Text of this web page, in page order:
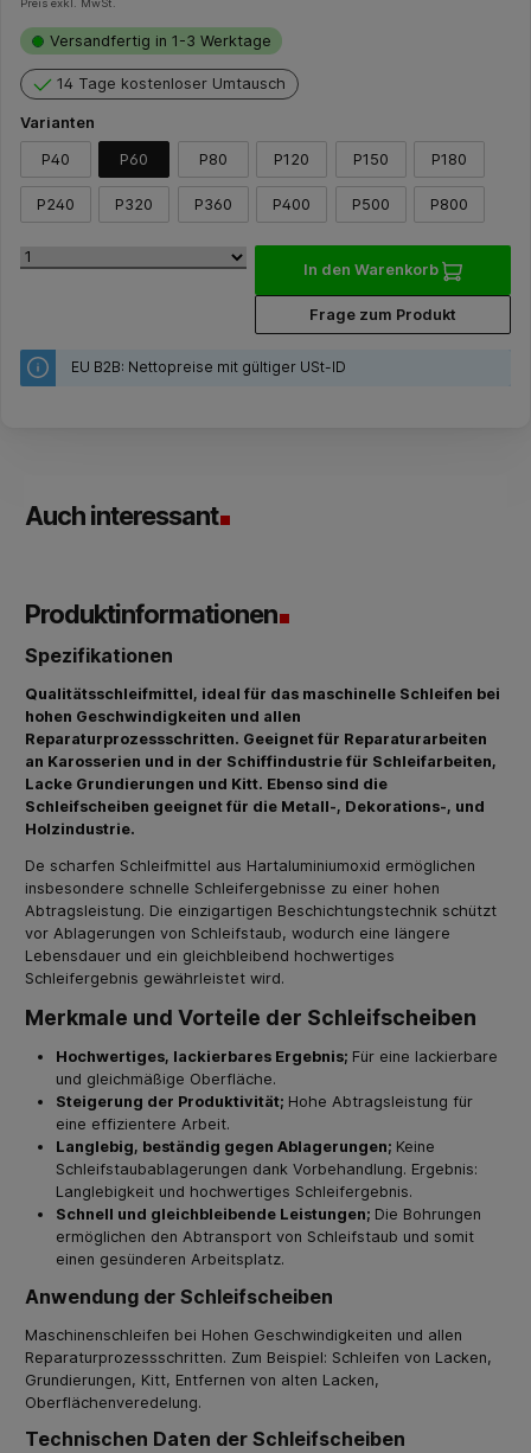
Preis exkl. MwSt.
Versandfertig in 1-3 Werktage
14 Tage kostenloser Umtausch
Varianten
P40 P60 P80 P120 P150 P180
P240 P320 P360 P400 P500 P800
In den Warenkorb
Frage zum Produkt
EU B2B: Nettopreise mit gültiger USt-ID
Auch interessant
Produktinformationen
Spezifikationen
Qualitätsschleifmittel, ideal für das maschinelle Schleifen bei
hohen Geschwindigkeiten und allen
Reparaturprozessschritten. Geeignet für Reparaturarbeiten
an Karosserien und in der Schiffindustrie für Schleifarbeiten,
Lacke Grundierungen und Kitt. Ebenso sind die
Schleifscheiben geeignet für die Metall-, Dekorations-, und
Holzindustrie.
De scharfen Schleifmittel aus Hartaluminiumoxid ermöglichen
insbesondere schnelle Schleifergebnisse zu einer hohen
Abtragsleistung. Die einzigartigen Beschichtungstechnik schützt
vor Ablagerungen von Schleifstaub, wodurch eine längere
Lebensdauer und ein gleichbleibend hochwertiges
Schleifergebnis gewährleistet wird.
Merkmale und Vorteile der Schleifscheiben
Hochwertiges, lackierbares Ergebnis; Für eine lackierbare
und gleichmäßige Oberfläche.
Steigerung der Produktivität; Hohe Abtragsleistung für
eine effizientere Arbeit.
Langlebig, beständig gegen Ablagerungen; Keine
Schleifstaubablagerungen dank Vorbehandlung. Ergebnis:
Langlebigkeit und hochwertiges Schleifergebnis.
Schnell und gleichbleibende Leistungen; Die Bohrungen
ermöglichen den Abtransport von Schleifstaub und somit
einen gesünderen Arbeitsplatz.
Anwendung der Schleifscheiben
Maschinenschleifen bei Hohen Geschwindigkeiten und allen
Reparaturprozessschritten. Zum Beispiel: Schleifen von Lacken,
Grundierungen, Kitt, Entfernen von alten Lacken,
Oberflächenveredelung.
Technischen Daten der Schleifscheiben